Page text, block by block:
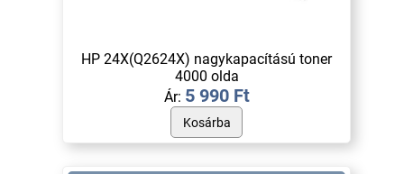
HP 24X(Q2624X) nagykapacítású toner
4000 olda
Ár: 5 990 Ft